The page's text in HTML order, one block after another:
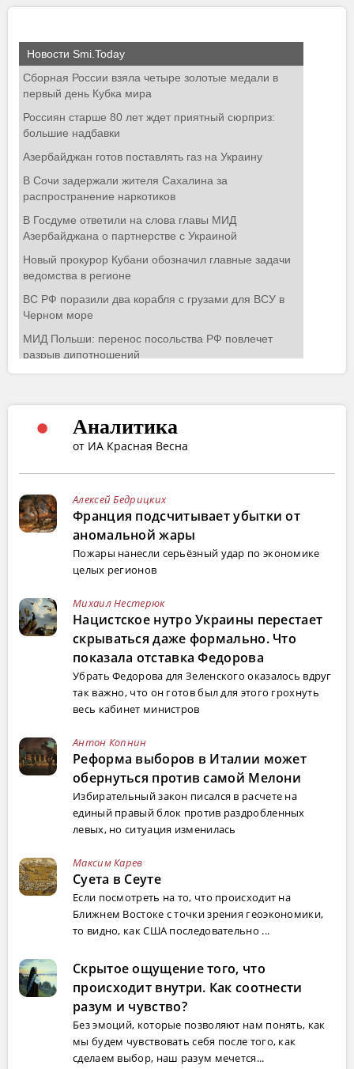
Аналитика
от ИА Красная Весна
Алексей Бедрицких
Франция подсчитывает убытки от
аномальной жары
Пожары нанесли серьёзный удар по экономике
целых регионов
Михаил Нестерюк
Нацистское нутро Украины перестает
скрываться даже формально. Что
показала отставка Федорова
Убрать Федорова для Зеленского оказалось вдруг
так важно, что он готов был для этого грохнуть
весь кабинет министров
Антон Копнин
Реформа выборов в Италии может
обернуться против самой Мелони
Избирательный закон писался в расчете на
единый правый блок против раздробленных
левых, но ситуация изменилась
Максим Карев
Суета в Сеуте
Если посмотреть на то, что происходит на
Ближнем Востоке с точки зрения геоэкономики,
то видно, как США последовательно ...
Скрытое ощущение того, что
происходит внутри. Как соотнести
разум и чувство?
Без эмоций, которые позволяют нам понять, как
мы будем чувствовать себя после того, как
сделаем выбор, наш разум мечется...